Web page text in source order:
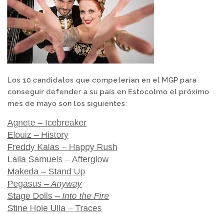
Los 10 candidatos que competerían en el MGP para
conseguir defender a su país en Estocolmo el próximo
mes de mayo son los siguientes:
Agnete – Icebreaker
Elouiz – History
Freddy Kalas – Happy Rush
Laila Samuels – Afterglow
Makeda – Stand Up
Pegasus –Anyway
Stage Dolls – Into the Fire
Stine Hole Ulla – Traces